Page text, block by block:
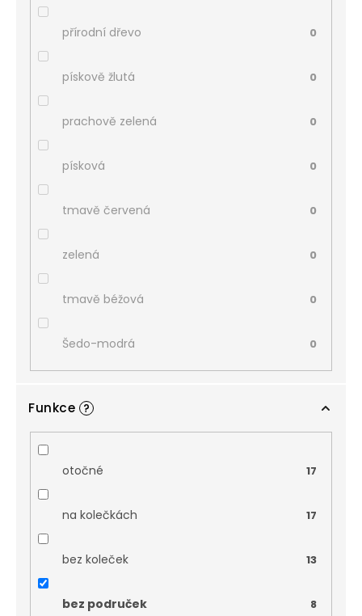
přírodní dřevo 0
pískově žlutá 0
prachově zelená 0
písková 0
tmavě červená 0
zelená 0
tmavě béžová 0
Šedo-modrá 0
Funkce ?
otočné 17
na kolečkách 17
bez koleček 13
bez područek 8